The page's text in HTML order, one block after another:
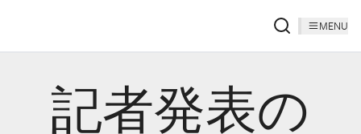
MENU
記者発表の